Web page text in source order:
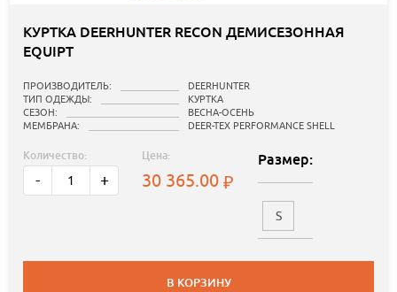
КУРТКА DEERHUNTER RECON ДЕМИСЕЗОННАЯ
EQUIPT
ПРОИЗВОДИТЕЛЬ:
DEERHUNTER
ТИП ОДЕЖДЫ:
КУРТКА
СЕЗОН:
ВЕСНА-ОСЕНЬ
МЕМБРАНА:
DEER-TEX PERFORMANCE SHELL
Количество:
- +
Цена:
30 365.00
Размер:
S
В КОРЗИНУ